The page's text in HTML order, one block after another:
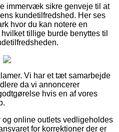
immervæk sikre genveje til at
kundetilfredshed. Her ses
hvor du kan notere en
tillige burde benyttes til
Vi har et tæt samarbejde
da vi annoncerer
hvis en af vores
online outlets vedligeholdes
for korrektioner der er